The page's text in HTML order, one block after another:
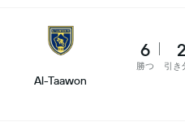
Al-Taawon
6
勝つ
2
引き